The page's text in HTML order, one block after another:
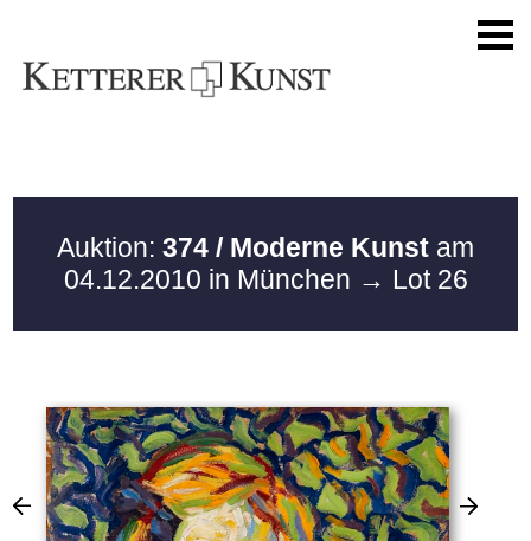
Auktion: 374 / Moderne Kunst am
04.12.2010 in München → Lot 26